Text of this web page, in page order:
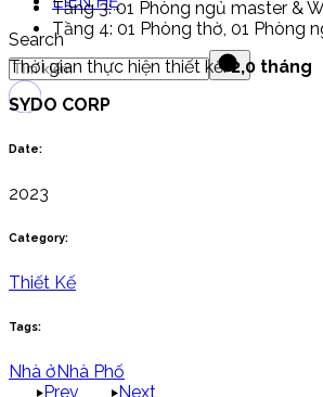
Search
Tầng 3: 01 Phòng ngủ master &
Tầng 4: 01 Phòng thờ, 01 Phòng
Thời gian thực hiện thiết kế:2,0 tháng
SYDO CORP
Date:
2023
Category:
Thiết Kế
Tags:
Nhà ởNhà Phố
Prev
Next